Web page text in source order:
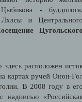
-
и
расположен
картах ручей Онон-
В 2008 году в
надписью